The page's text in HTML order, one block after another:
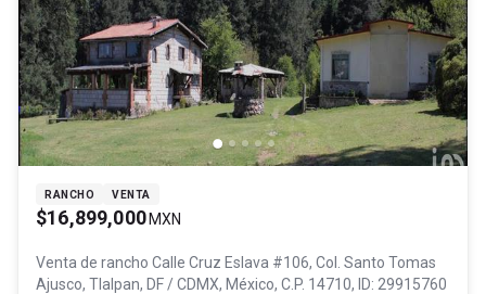
RANCHO VENTA
$16,899,000 MXN
Venta de rancho Calle Cruz Eslava #106, Col. Santo Tomas
Ajusco, Tlalpan, DF / CDMX, México, C.P. 14710, ID: 29915760